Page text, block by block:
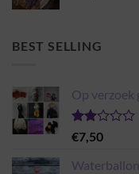
BEST SELLING
Op verzoek
Gewaardeerd
2.00
uit 5
€7,50